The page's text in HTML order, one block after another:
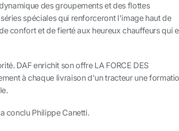
des groupements et des flottes
spéciales qui renforceront l'image haut de
confort et de fierté aux heureux chauffeurs qui
DAF enrichit son offre LA FORCE DES
à chaque livraison d'un tracteur une
conclu Philippe Canetti.